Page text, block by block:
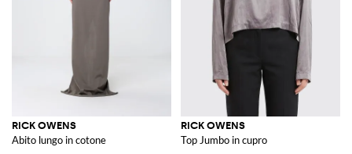
RICK OWENS
Abito lungo in cotone
RICK OWENS
Top Jumbo in cupro